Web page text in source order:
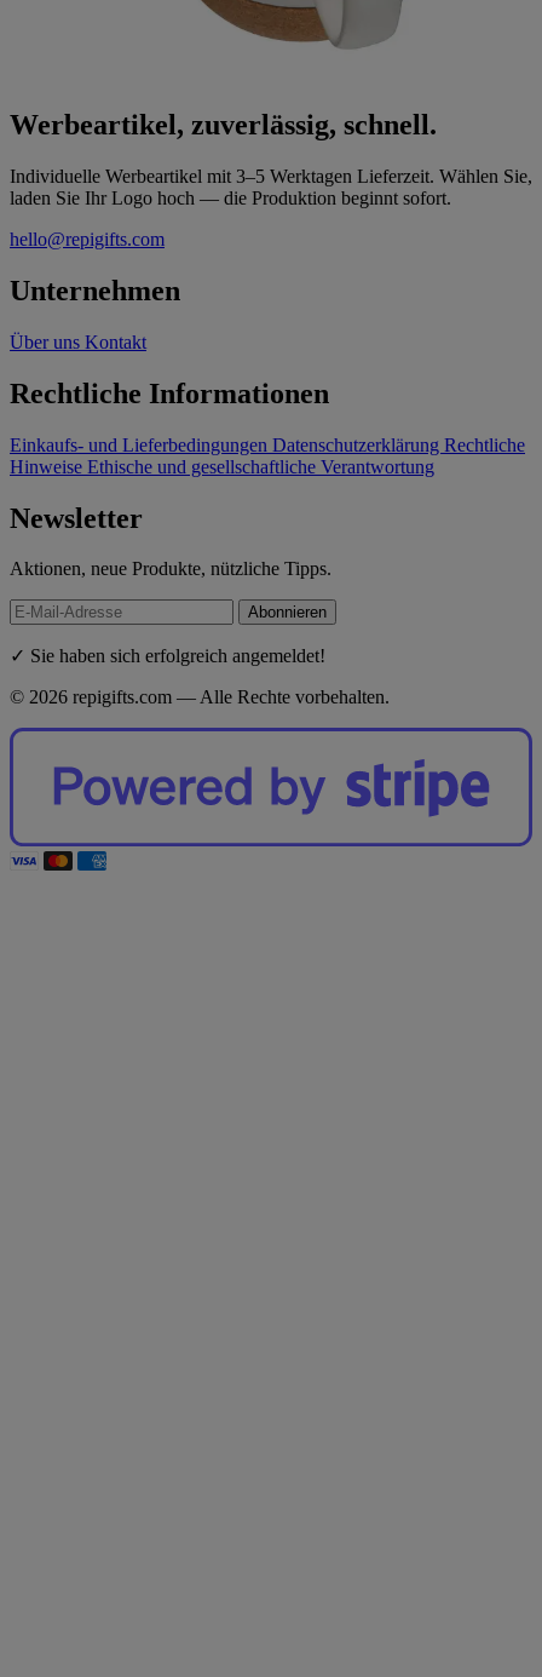
Werbeartikel, zuverlässig, schnell.
Individuelle Werbeartikel mit 3–5 Werktagen Lieferzeit. Wählen Sie,
laden Sie Ihr Logo hoch — die Produktion beginnt sofort.
hello@repigifts.com
Unternehmen
Über uns Kontakt
Rechtliche Informationen
Einkaufs- und Lieferbedingungen Datenschutzerklärung Rechtliche
Hinweise Ethische und gesellschaftliche Verantwortung
Newsletter
Aktionen, neue Produkte, nützliche Tipps.
Abonnieren
✓ Sie haben sich erfolgreich angemeldet!
© 2026 repigifts.com — Alle Rechte vorbehalten.